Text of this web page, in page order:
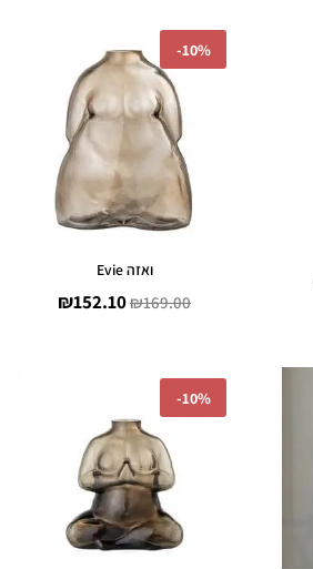
10%
-
ואזה Evie
₪169.00
המקורי
היה:
₪169.00.
₪152.10
10%
-
היה:
₪119.00.